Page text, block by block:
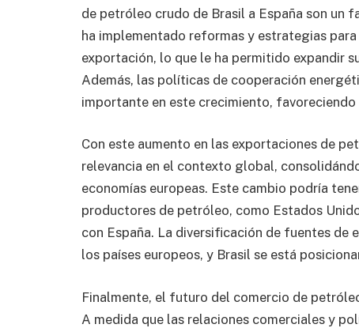
de petróleo crudo de Brasil a España son un
ha implementado reformas y estrategias
exportación, lo que le ha permitido expandir
Además, las políticas de cooperación
importante en este crecimiento,
Con este aumento en las exportaciones de
relevancia en el contexto global,
economías europeas. Este cambio podría
productores de petróleo, como Estados
con España. La diversificación de fuentes de
los países europeos, y Brasil se está
Finalmente, el futuro del comercio de
A medida que las relaciones comerciales y